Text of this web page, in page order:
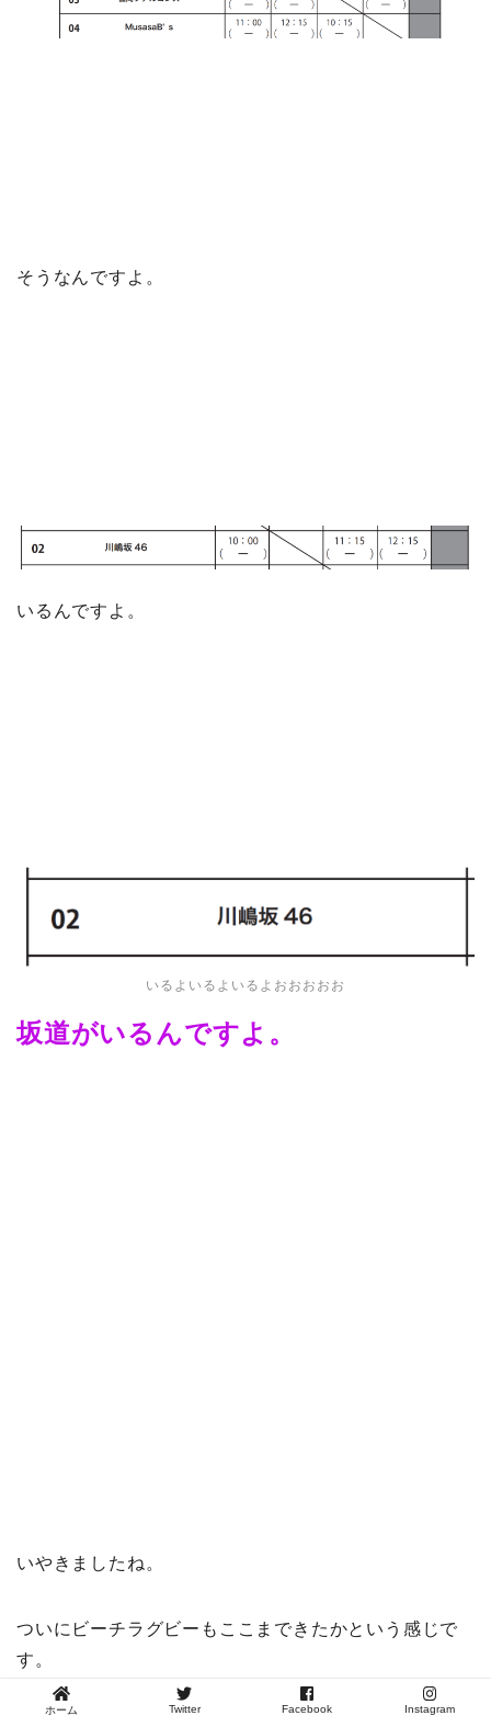
そうなんですよ。
いるんですよ。
いるよいるよいるよおおおおお
坂道がいるんですよ。
いやきましたね。
ついにビーチラグビーもここまできたかという感じで
す。
ホーム Twitter Facebook Instagram